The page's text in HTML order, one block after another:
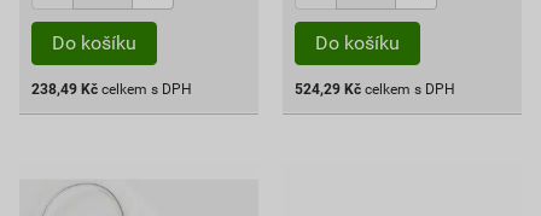
Do košíku
238,49 Kč celkem s DPH
Do košíku
524,29 Kč celkem s DPH